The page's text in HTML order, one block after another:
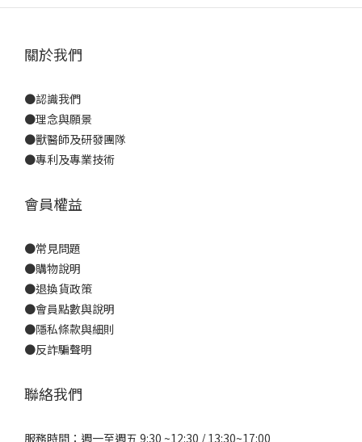
關於我們
●認識我們
●理念與願景
●獸醫師及研發團隊
●專利及專業技術
會員權益
●常見問題
●購物說明
●退換貨政策
●會員點數與說明
●隱私條款與細則
●反詐騙聲明
聯絡我們
服務時間：週一至週五 9:30 ~12:30 / 13:30~17:00